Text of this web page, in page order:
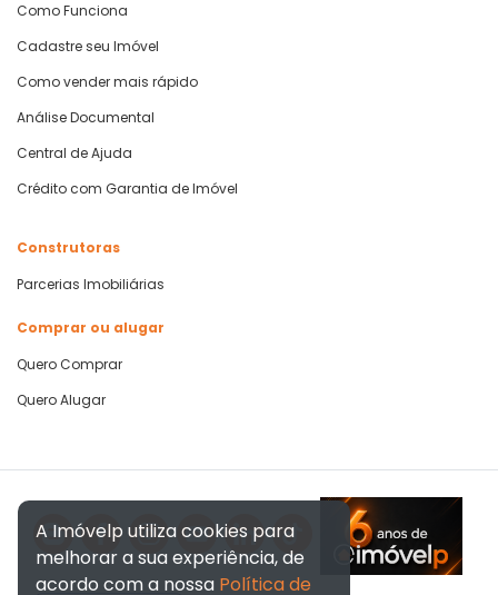
Como Funciona
Cadastre seu Imóvel
Como vender mais rápido
Análise Documental
Central de Ajuda
Crédito com Garantia de Imóvel
Construtoras
Parcerias Imobiliárias
Comprar ou alugar
Quero Comprar
Quero Alugar
A Imóvelp utiliza cookies para
melhorar a sua experiência, de
acordo com a nossa Política de